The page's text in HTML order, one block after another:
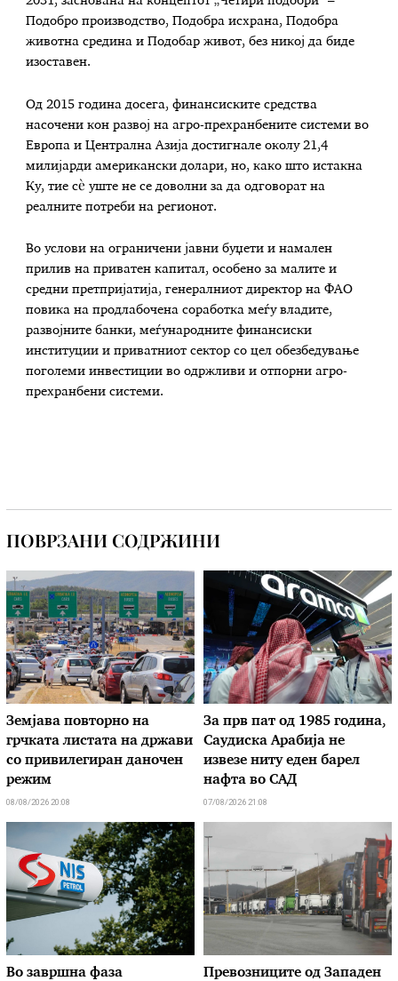
Подобро производство, Подобра исхрана, Подобра
животна средина и Подобар живот, без никој да биде
изоставен.
Од 2015 година досега, финансиските средства
насочени кон развој на агро-прехранбените системи во
Европа и Централна Азија достигнале околу 21,4
милијарди американски долари, но, како што истакна
Ку, тие сè уште не се доволни за да одговорат на
реалните потреби на регионот.
Во услови на ограничени јавни буџети и намален
прилив на приватен капитал, особено за малите и
средни претпријатија, генералниот директор на ФАО
повика на продлабочена соработка меѓу владите,
развојните банки, меѓународните финансиски
институции и приватниот сектор со цел обезбедување
поголеми инвестиции во одржливи и отпорни агро-
прехранбени системи.
ПОВРЗАНИ СОДРЖИНИ
Земјава повторно на
грчката листата на држави
со привилегиран даночен
режим
08/08/2026 20:08
За прв пат од 1985 година,
Саудиска Арабија не
извезе ниту еден барел
нафта во САД
07/08/2026 21:08
Во завршна фаза
Превозниците од Западен